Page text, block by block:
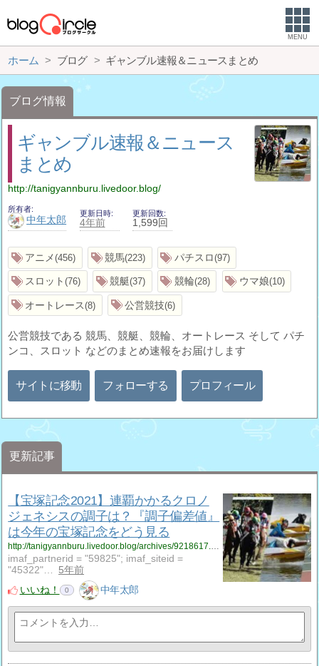
MENU
ホーム ブログ ギャンブル速報＆ニュースまとめ
ブログ情報
ギャンブル速報＆ニュース
まとめ
http://tanigyannburu.livedoor.blog/
所有者
中年太郎
更新日時
4年前
更新回数
1,599回
アニメ 456 競馬 223 パチスロ 97
スロット 76 競艇 37 競輪 28 ウマ娘 10
オートレース 8 公営競技 6
公営競技である 競馬、競艇、競輪、オートレース そして パチ
ンコ、スロット などのまとめ速報をお届けします
サイトに移動 フォローする プロフィール
更新記事
【宝塚記念2021】連覇かかるクロノ
ジェネシスの調子は？『調子偏差値』
は今年の宝塚記念をどう見る
http://tanigyannburu.livedoor.blog/archives/9218617.html
imaf_partnerid = "59825"; imaf_siteid =
"45322"…
5年前
いいね！
0 中年太郎